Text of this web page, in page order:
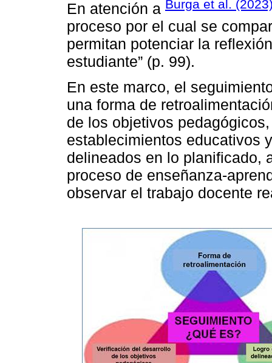
En atención a Burga et al.
proceso por el cual se
permitan potenciar la
estudiante” (p. 99).
En este marco, el
una forma de
de los objetivos
establecimientos educativos
delineados en lo planificado,
proceso de enseñanza-
observar el trabajo docente